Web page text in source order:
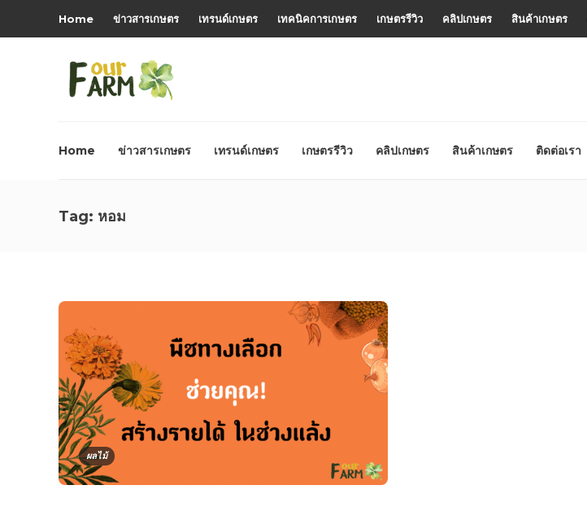
Home ข่าวสารเกษตร เทรนด์เกษตร เทคนิคการเกษตร เกษตรรีวิว คลิปเกษตร สินค้าเกษตร
Home ข่าวสารเกษตร เทรนด์เกษตร เกษตรรีวิว คลิปเกษตร สินค้าเกษตร ติดต่อเรา
Tag: หอม
ผลไม้